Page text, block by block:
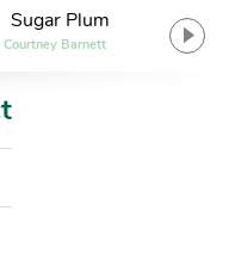
Sugar Plum
Courtney Barnett